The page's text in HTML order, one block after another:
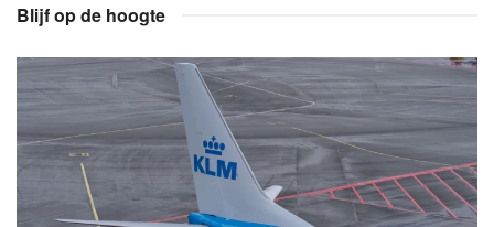
Blijf op de hoogte